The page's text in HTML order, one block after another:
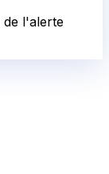
de l'alerte